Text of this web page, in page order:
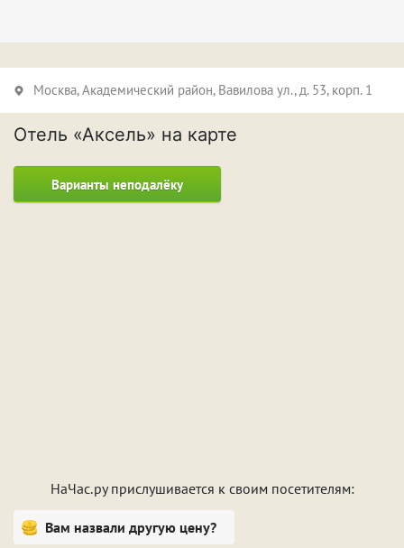
Москва,Академический район, Вавилова ул., д. 53, корп. 1
Отель «Аксель» на карте
Варианты неподалёку
НаЧас.ру прислушивается к своим посетителям:
Вам назвали другую цену?